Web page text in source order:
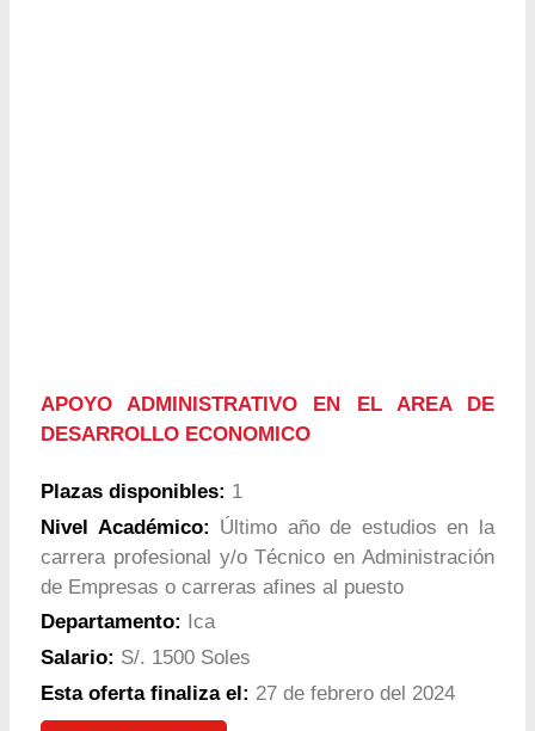
APOYO ADMINISTRATIVO EN EL AREA DE
DESARROLLO ECONOMICO
Plazas disponibles: 1
Nivel Académico: Último año de estudios en la
carrera profesional y/o Técnico en Administración
de Empresas o carreras afines al puesto
Departamento:
Ica
Salario: S/. 1500 Soles
Esta oferta finaliza el: 27 de febrero del 2024